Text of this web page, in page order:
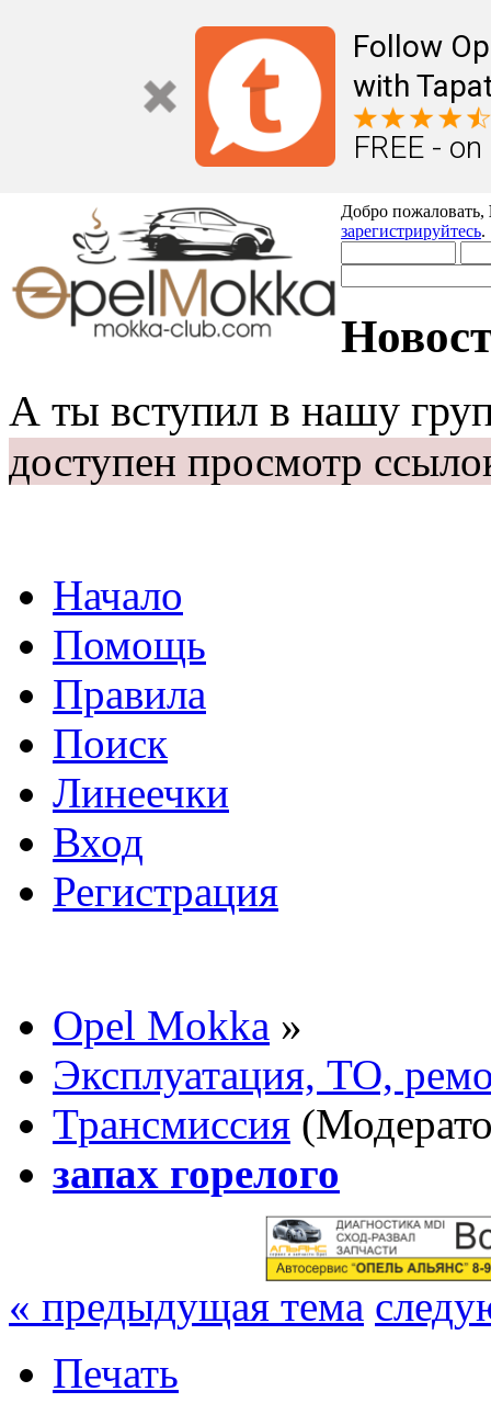
Follow
with
FREE -
Добро пожаловать,
зарегистрируйтесь.
А ты вступил в нашу
доступен просмотр
Начало
Помощь
Правила
Поиск
Линеечки
Вход
Регистрация
Opel Mokka »
Эксплуатация, ТО,
Трансмиссия
запах горелого
« предыдущая тема
Печать